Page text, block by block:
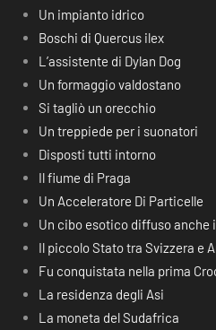
Un impianto idrico
Boschi di Quercus ilex
L’assistente di Dylan Dog
Un formaggio valdostano
Si tagliò un orecchio
Un treppiede per i suonatori
Disposti tutti intorno
Il fiume di Praga
Un Acceleratore Di Particelle
Un cibo esotico diffuso anche
Il piccolo Stato tra Svizzera e
Fu conquistata nella prima
La residenza degli Asi
La moneta del Sudafrica